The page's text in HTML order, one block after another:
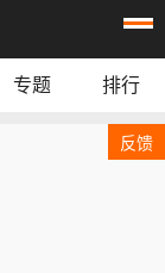
专题 排行
反馈